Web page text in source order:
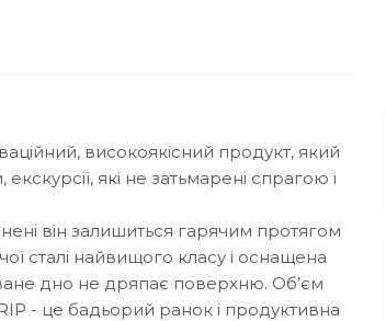
високоякісний продукт, який
які не затьмарені спрагою і
він залишиться гарячим протягом
сталі найвищого класу і оснащена
дно не дряпає поверхню. Об’єм
- це бадьорий ранок і продуктивна